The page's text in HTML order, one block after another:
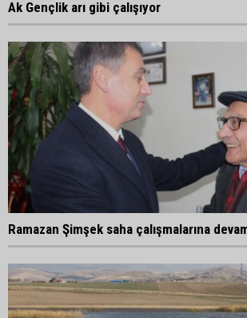
Ak Gençlik arı gibi çalışıyor
Ramazan Şimşek saha çalışmalarına